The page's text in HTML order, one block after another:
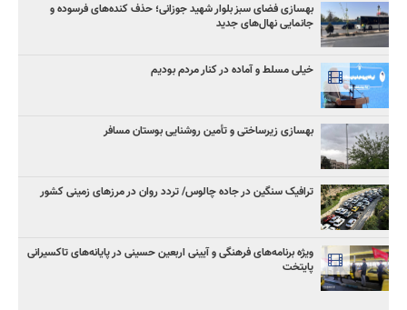
بهسازی فضای سبز بلوار شهید جوزانی؛ حذف کنده‌های فرسوده و
جانمایی نهال‌های جدید
خیلی مسلط و آماده در کنار مردم بودیم
بهسازی زیرساختی و تأمین روشنایی بوستان مسافر
ترافیک سنگین در جاده چالوس/ تردد روان در مرزهای زمینی کشور
ویژه برنامه‌های فرهنگی و آیینی اربعین حسینی در پایانه‌های تاکسیرانی
پایتخت